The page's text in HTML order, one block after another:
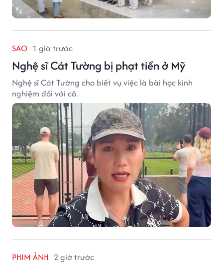
SAO 1 giờ trước
Nghệ sĩ Cát Tường bị phạt tiền ở Mỹ
Nghệ sĩ Cát Tường cho biết vụ việc là bài học kinh
nghiệm đối với cô.
PHIM ẢNH 2 giờ trước